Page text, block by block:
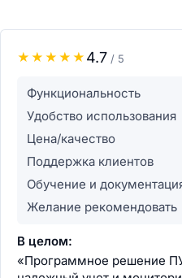
★ ★ ★ ★ ★ 4.7 / 5
Функциональность
Удобство использования
Цена/качество
Поддержка клиентов
Обучение и
Желание рекомендовать
В целом:
«Программное решение